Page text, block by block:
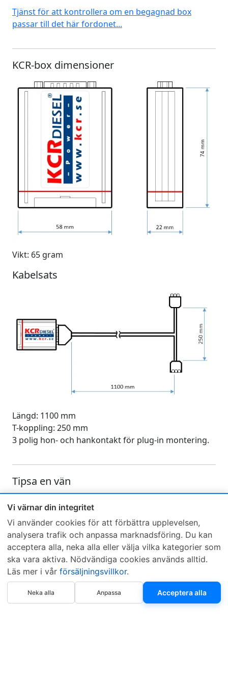
Vi värnar din integritet
Vi använder cookies för att förbättra upplevelsen,
analysera trafik och anpassa marknadsföring. Du kan
acceptera alla, neka alla eller välja vilka kategorier som
ska vara aktiva. Nödvändiga cookies används alltid.
Läs mer i vår försäljningsvillkor.
Neka alla Anpassa Acceptera alla
Köp nu
Tjänst för att kontrollera om en begagnad box
passar till det här fordonet...
KCR-box dimensioner
Vikt: 65 gram
Kabelsats
Längd: 1100 mm
T-koppling: 250 mm
3 polig hon- och hankontakt för plug-in montering.
Tipsa en vän
Skicka ett e-mail och tipsa en vän om denna produkt
Sveriges mest sålda dieselbox
Kontakta KCR
Om KCR/Garantier
Återförsäljare
Sök KCR-box